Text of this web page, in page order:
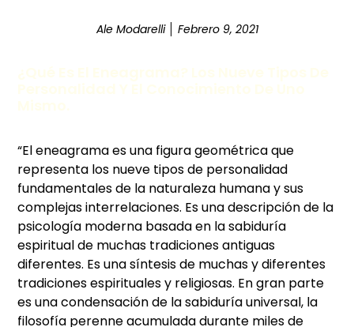
Ale Modarelli Febrero 9, 2021
“El eneagrama es una figura geométrica que
representa los nueve tipos de personalidad
fundamentales de la naturaleza humana y sus
complejas interrelaciones. Es una descripción de la
psicología moderna basada en la sabiduría
espiritual de muchas tradiciones antiguas
diferentes. Es una síntesis de muchas y diferentes
tradiciones espirituales y religiosas. En gran parte
es una condensación de la sabiduría universal, la
filosofía perenne acumulada durante miles de